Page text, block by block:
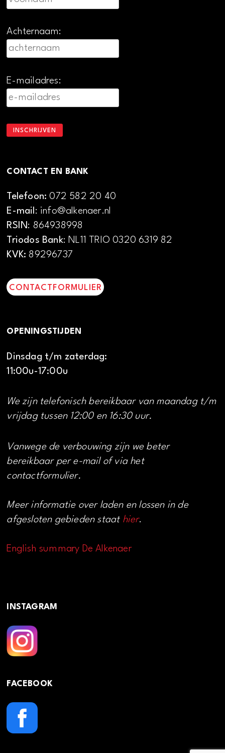
Achternaam:
E-mailadres:
CONTACT EN BANK
Telefoon:072 582 20 40
E-mail: info@alkenaer.nl
RSIN: 864938998
Triodos Bank: NL11 TRIO 0320 6319 82
KVK: 89296737
CONTACTFORMULIER
OPENINGSTIJDEN
Dinsdag t/m zaterdag:
11:00u-17:00u
We zijn telefonisch bereikbaar van maandag t/m
vrijdag tussen 12:00 en 16:30 uur.
Vanwege de verbouwing zijn we beter
bereikbaar per e-mail of via het
contactformulier.
Meer informatie over laden en lossen in de
afgesloten gebieden staat hier.
English summary De Alkenaer
INSTAGRAM
FACEBOOK